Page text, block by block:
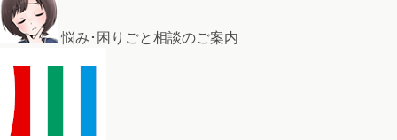
悩み･困りごと相談のご案内